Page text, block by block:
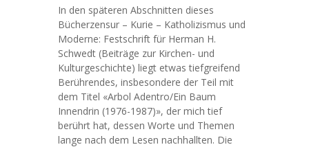
In den späteren Abschnitten dieses
Bücherzensur – Kurie – Katholizismus und
Moderne: Festschrift für Herman H.
Schwedt (Beiträge zur Kirchen- und
Kulturgeschichte) liegt etwas tiefgreifend
Berührendes, insbesondere der Teil mit
dem Titel «Arbol Adentro/Ein Baum
Innendrin (1976-1987)», der mich tief
berührt hat, dessen Worte und Themen
lange nach dem Lesen nachhallten. Die